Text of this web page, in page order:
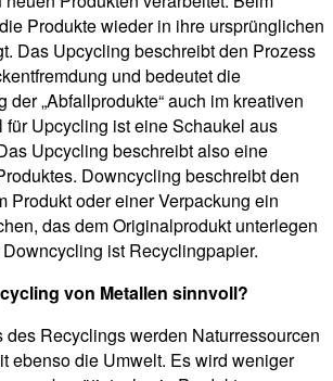
Produkte wieder in ihre ursprünglichen
Das Upcycling beschreibt den Prozess
und bedeutet die
der „Abfallprodukte“ auch im kreativen
Upcycling ist eine Schaukel aus
Upcycling beschreibt also eine
Downcycling beschreibt den
Produkt oder einer Verpackung ein
das dem Originalprodukt unterlegen
ist Recyclingpapier.
von Metallen sinnvoll?
des Recyclings werden Naturressourcen
ebenso die Umwelt. Es wird weniger